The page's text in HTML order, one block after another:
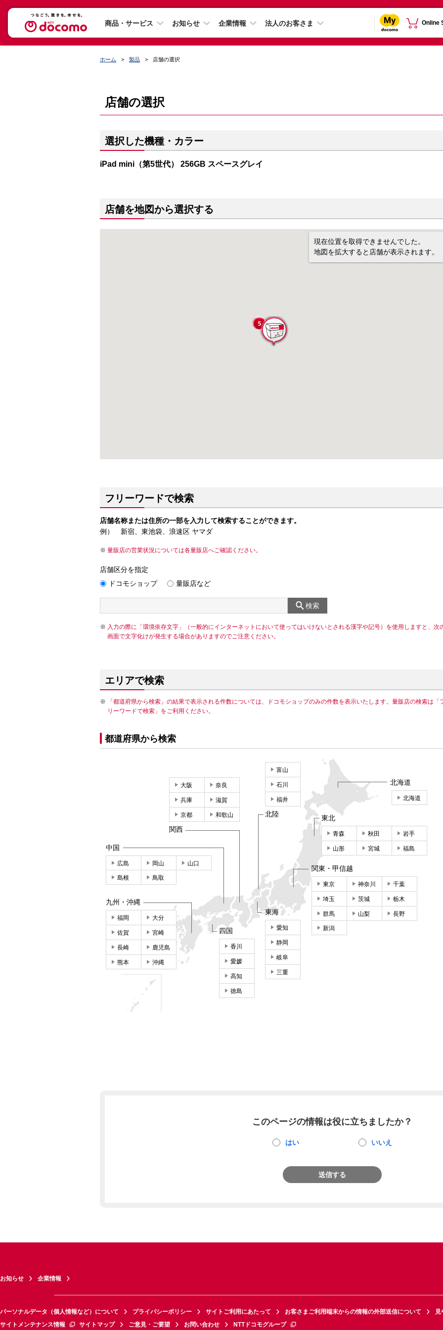
商品・サービス お知らせ 企業情報 法人のお客さま Online
ホーム 製品 店舗の選択
店舗の選択
選択した機種・カラー
iPad mini（第5世代） 256GB スペースグレイ
店舗を地図から選択する
現在位置を取得できませんでした。
地図を拡大すると店舗が表示されます。
フリーワードで検索
店舗名称または住所の一部を入力して検索することができます。
例） 新宿、東池袋、浪速区 ヤマダ
量販店の営業状況については各量販店へご確認ください。
店舗区分を指定
ドコモショップ
量販店など
検索
入力の際に「環境依存文字」（一般的にインターネットにおいて使ってはいけないとされる漢字や記号）を使用しますと、次
画面で文字化けが発生する場合がありますのでご注意ください。
エリアで検索
「都道府県から検索」の結果で表示される件数については、ドコモショップのみの件数を表示いたします。量販店の検索は「
リーワードで検索」をご利用ください。
都道府県から検索
北海道
北海道
東北
青森 秋田 岩手
山形 宮城 福島
関東・甲信越
東京 神奈川 千葉
埼玉 茨城 栃木
群馬 山梨 長野
新潟
東海
愛知
静岡
岐阜
三重
富山
石川
福井
北陸
大阪 奈良
兵庫 滋賀
京都 和歌山
関西
中国
広島 岡山 山口
島根 鳥取
四国
香川
愛媛
高知
徳島
九州・沖縄
福岡 大分
佐賀 宮崎
長崎 鹿児島
熊本 沖縄
このページの情報は役に立ちましたか？
はい いいえ
送信する
お知らせ 企業情報
パーソナルデータ（個人情報など）について プライバシーポリシー サイトご利用にあたって お客さまご利用端末からの情報の外部送信について
見
サイトメンテナンス情報
サイトマップ ご意見・ご要望 お問い合わせ NTTドコモグループ